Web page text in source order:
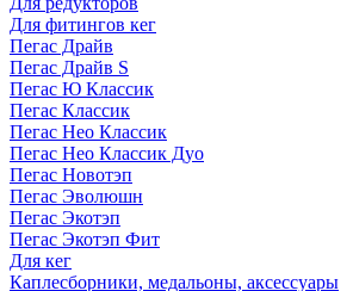
Для фитингов кег
Пегас Драйв
Пегас Драйв S
Пегас Ю Классик
Пегас Классик
Пегас Нео Классик
Пегас Нео Классик Дуо
Пегас Новотэп
Пегас Эволюшн
Пегас Экотэп
Пегас Экотэп Фит
Для кег
Каплесборники, медальоны, аксессуары